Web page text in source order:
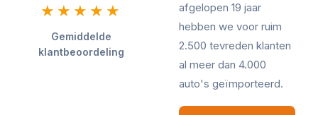
★★★★★
Gemiddelde
klantbeoordeling
afgelopen 19 jaar
hebben we voor ruim
2.500 tevreden klanten
al meer dan 4.000
auto's geïmporteerd.